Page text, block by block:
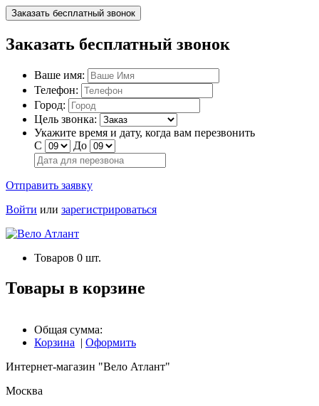
Заказать бесплатный звонок
Заказать бесплатный звонок
Ваше имя:
Телефон:
Город:
Цель звонка:
Укажите время и дату, когда вам перезвонить
С
До
Отправить заявку
Войти или зарегистрироваться
Товаров 0 шт.
Товары в корзине
Общая сумма:
Корзина | Оформить
Интернет-магазин "Вело Атлант"
Москва